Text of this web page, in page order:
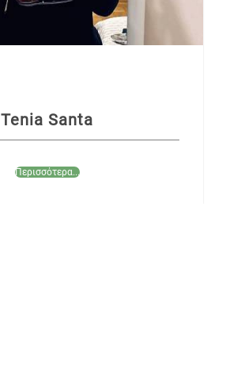
Tenia Santa
Περισσότερα...